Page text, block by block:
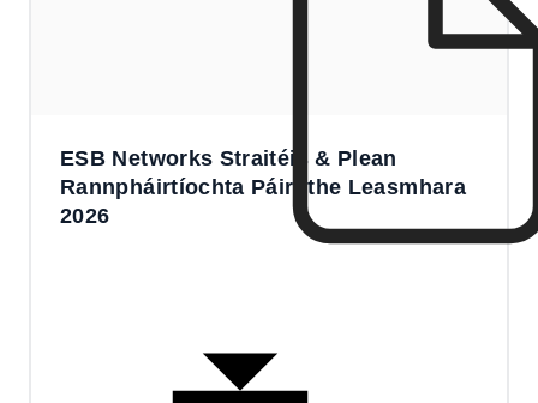
ESB Networks Straitéis & Plean
Rannpháirtíochta Páirtithe Leasmhara
2026